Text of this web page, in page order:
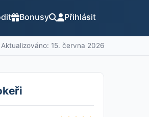
Bonusy Přihlásit
Aktualizováno: 15. června 2026